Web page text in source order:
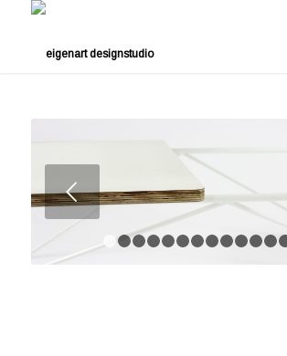
Weiter
1 2 3 4 5 6